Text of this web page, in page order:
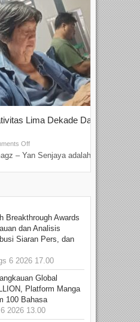
Lima Dekade Dalam
Off
– Yan Senjaya adalah...
Breakthrough Awards
dan Analisis
Siaran Pers, dan
6 2026 17.00
Global
Platform Manga
100 Bahasa
2026 13.00